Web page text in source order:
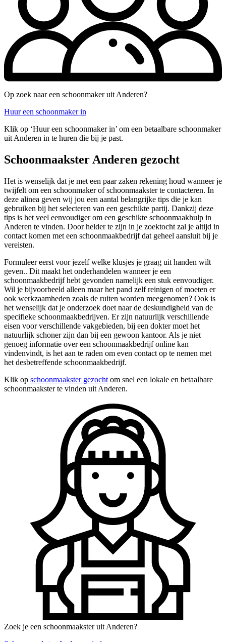
Op zoek naar een schoonmaker uit Anderen?
Huur een schoonmaker in
Klik op ‘Huur een schoonmaker in’ om een betaalbare schoonmaker
uit Anderen in te huren die bij je past.
Schoonmaakster Anderen gezocht
Het is wenselijk dat je met een paar zaken rekening houd wanneer je
twijfelt om een schoonmaker of schoonmaakster te contacteren. In
deze alinea geven wij jou een aantal belangrijke tips die je kan
gebruiken bij het selecteren van een geschikte partij. Dankzij deze
tips is het veel eenvoudiger om een geschikte schoonmaakhulp in
Anderen te vinden. Door helder te zijn in je zoektocht zal je altijd in
contact komen met een schoonmaakbedrijf dat geheel aansluit bij je
vereisten.
Formuleer eerst voor jezelf welke klusjes je graag uit handen wilt
geven.. Dit maakt het onderhandelen wanneer je een
schoonmaakbedrijf hebt gevonden namelijk een stuk eenvoudiger.
Wil je bijvoorbeeld alleen maar het pand zelf reinigen of moeten er
ook werkzaamheden zoals de ruiten worden meegenomen? Ook is
het wenselijk dat je onderzoek doet naar de deskundigheid van de
specifieke schoonmaakbedrijven. Er zijn natuurlijk verschillende
eisen voor verschillende vakgebieden, bij een dokter moet het
natuurlijk schoner zijn dan bij een gewoon kantoor. Als je niet
genoeg informatie over een schoonmaakbedrijf online kan
vindenvindt, is het aan te raden om even contact op te nemen met
het desbetreffende schoonmaakbedrijf.
Klik op schoonmaakster gezocht om snel een lokale en betaalbare
schoonmaakster te vinden uit Anderen.
Zoek je een schoonmaakster uit Anderen?